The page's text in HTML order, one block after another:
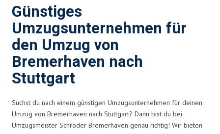
Günstiges
Umzugsunternehmen für
den Umzug von
Bremerhaven nach
Stuttgart
Suchst du nach einem günstigen Umzugsunternehmen für deinen
Umzug von Bremerhaven nach Stuttgart? Dann bist du bei
Umzugsmeister Schröder Bremerhaven genau richtig! Wir bieten